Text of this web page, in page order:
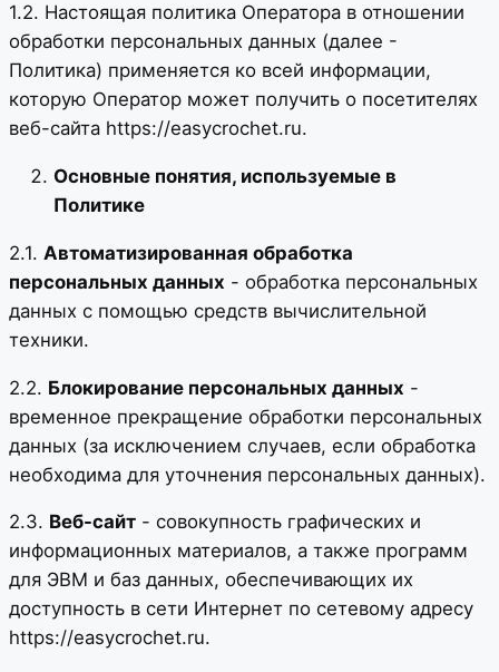
1.2. Настоящая политика Оператора в отношении
обработки персональных данных (далее -
Политика) применяется ко всей информации,
которую Оператор может получить о посетителях
веб-сайта https://easycrochet.ru.
Основные понятия, используемые в
Политике
2.1. Автоматизированная обработка
персональных данных - обработка персональных
данных с помощью средств вычислительной
техники.
2.2. Блокирование персональных данных -
временное прекращение обработки персональных
данных (за исключением случаев, если обработка
необходима для уточнения персональных данных).
2.3. Веб-сайт - совокупность графических и
информационных материалов, а также программ
для ЭВМ и баз данных, обеспечивающих их
доступность в сети Интернет по сетевому адресу
https://easycrochet.ru.